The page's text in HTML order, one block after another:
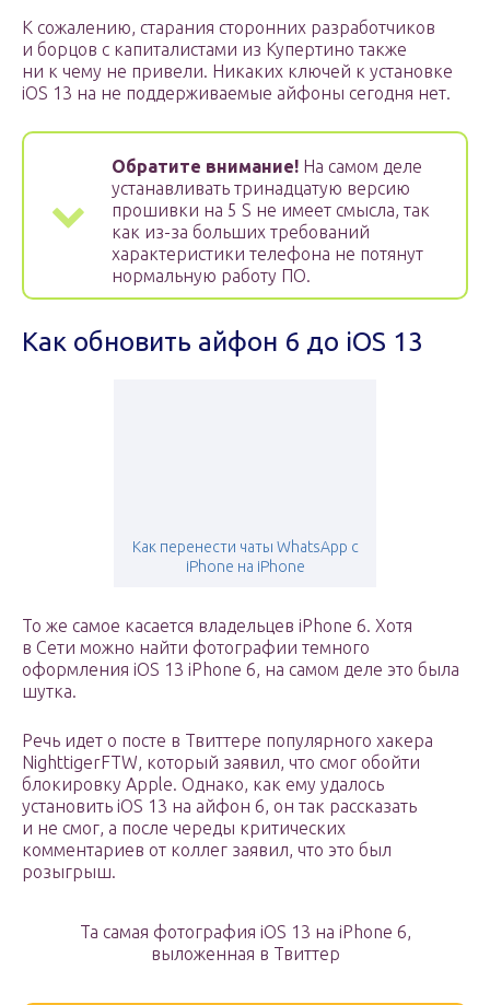
К сожалению, старания сторонних разработчиков
и борцов с капиталистами из Купертино также
ни к чему не привели. Никаких ключей к установке
iOS 13 на не поддерживаемые айфоны сегодня нет.
Обратите внимание! На самом деле
устанавливать тринадцатую версию
прошивки на 5 S не имеет смысла, так
как из-за больших требований
характеристики телефона не потянут
нормальную работу ПО.
Как обновить айфон 6 до iOS 13
Как перенести чаты WhatsApp с
iPhone на iPhone
То же самое касается владельцев iPhone 6. Хотя
в Сети можно найти фотографии темного
оформления iOS 13 iPhone 6, на самом деле это была
шутка.
Речь идет о посте в Твиттере популярного хакера
NighttigerFTW, который заявил, что смог обойти
блокировку Apple. Однако, как ему удалось
установить iOS 13 на айфон 6, он так рассказать
и не смог, а после череды критических
комментариев от коллег заявил, что это был
розыгрыш.
Та самая фотография iOS 13 на iPhone 6,
выложенная в Твиттер